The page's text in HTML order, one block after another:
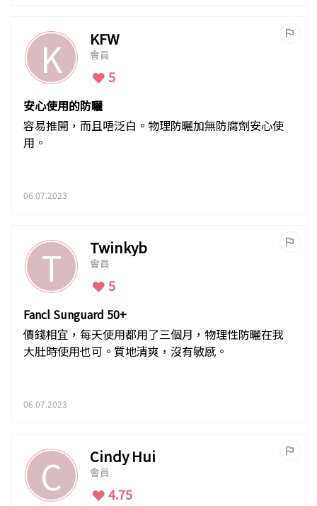
K KFW
會員
5
安心使用的防曬
容易推開，而且唔泛白。物理防曬加無防腐劑安心使
用。
06.07.2023
T Twinkyb
會員
5
Fancl Sunguard 50+
價錢相宜，每天使用都用了三個月，物理性防曬在我
大肚時使用也可。質地清爽，沒有敏感。
06.07.2023
C Cindy Hui
會員
4.75